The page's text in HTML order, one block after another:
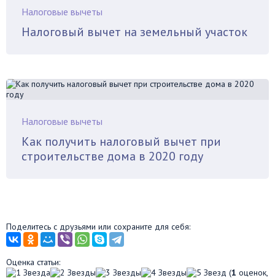
Налоговые вычеты
Налоговый вычет на земельный участок
Налоговые вычеты
Как получить налоговый вычет при
строительстве дома в 2020 году
Поделитесь с друзьями или сохраните для себя:
Оценка статьи:
(1 оценок,